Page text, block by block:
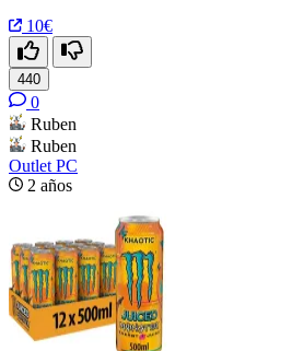
10€
440
0
Ruben
Ruben
Outlet PC
2 años